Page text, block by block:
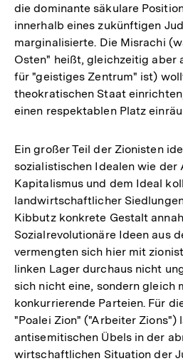
die dominante säkulare
innerhalb eines zukünftigen
marginalisierte. Die Misrachi
Osten" heißt, gleichzeitig aber
für "geistiges Zentrum" ist)
theokratischen Staat
einen respektablen Platz
Ein großer Teil der Zionisten
sozialistischen Idealen wie der
Kapitalismus und dem Ideal
landwirtschaftlicher
Kibbutz konkrete Gestalt
Sozialrevolutionäre Ideen aus
vermengten sich hier mit
linken Lager durchaus nicht
sich nicht eine, sondern gleich
konkurrierende Parteien. Für
"Poalei Zion" ("Arbeiter Zions")
antisemitischen Übels in der
wirtschaftlichen Situation der